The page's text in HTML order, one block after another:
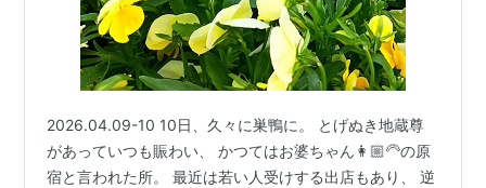
2026.04.09-10 10日、久々に巣鴨に。 とげぬき地蔵尊
があっていつも賑わい、 かつてはお婆ちゃん👩🏼‍🦳の原
宿と言われた所。 最近は若い人受けする出店もあり、 逆